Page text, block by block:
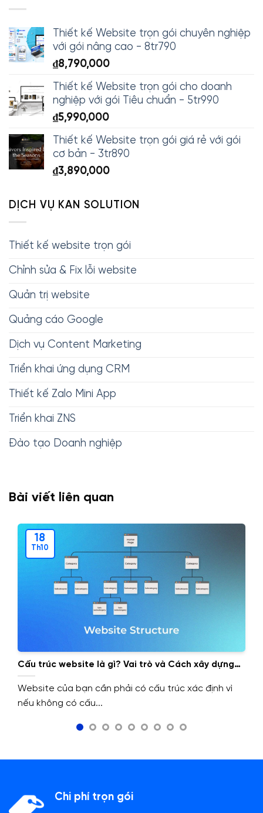
Thiết kế Website trọn gói chuyên nghiệp
với gói nâng cao - 8tr790
₫8,790,000
Thiết kế Website trọn gói cho doanh
nghiệp với gói Tiêu chuẩn - 5tr990
₫5,990,000
Thiết kế Website trọn gói giá rẻ với gói
cơ bản - 3tr890
₫3,890,000
DỊCH VỤ KAN SOLUTION
Thiết kế website trọn gói
Chỉnh sửa & Fix lỗi website
Quản trị website
Quảng cáo Google
Dịch vụ Content Marketing
Triển khai ứng dụng CRM
Thiết kế Zalo Mini App
Triển khai ZNS
Đào tạo Doanh nghiệp
Bài viết liên quan
Cấu trúc website là gì? Vai trò và Cách xây dựng
cấu trúc website.
Website của bạn cần phải có cấu trúc xác định vì
nếu không có cấu...
18
Th10
Chi phí trọn gói